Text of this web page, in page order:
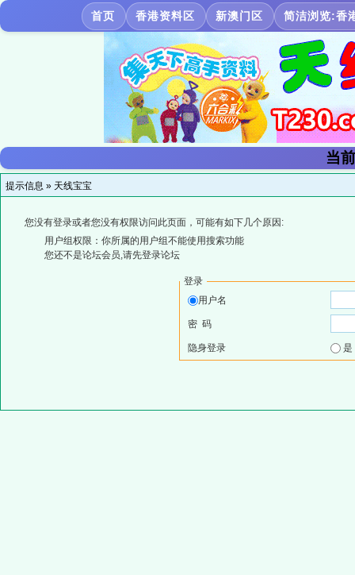
首页 香港资料区 新澳门区 简洁浏览:香
当
提示信息 » 天线宝宝
您没有登录或者您没有权限访问此页面，可能有如下几个原因:
用户组权限：你所属的用户组不能使用搜索功能
您还不是论坛会员,请先登录论坛
登录
用户名
密 码
隐身登录